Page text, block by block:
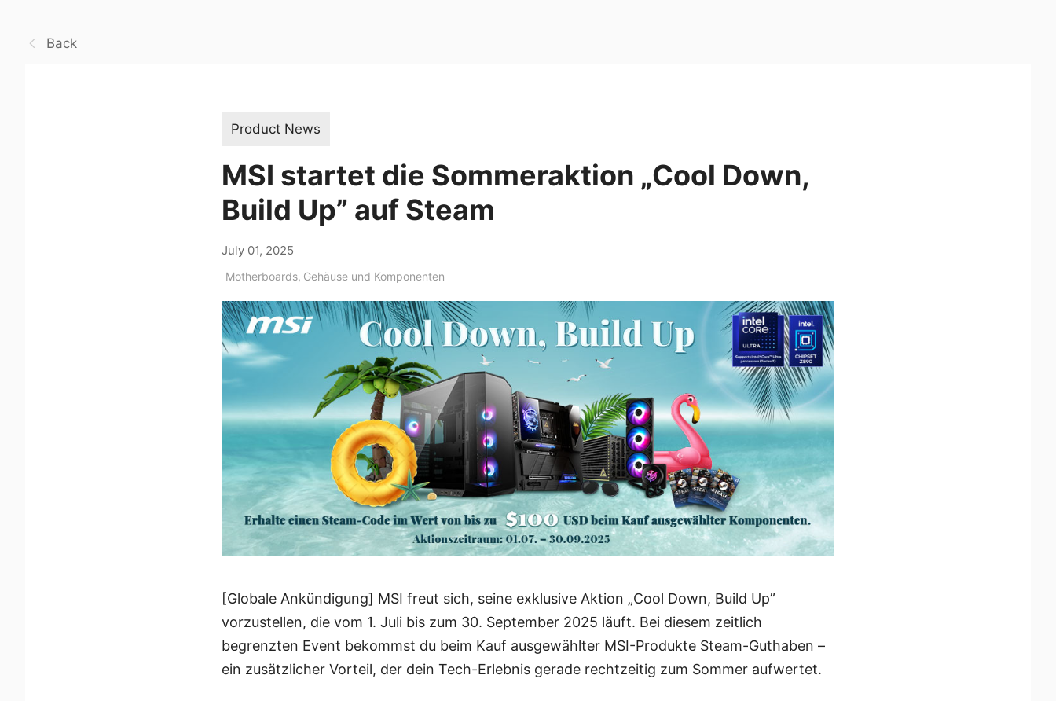
Back
Product News
MSI startet die Sommeraktion „Cool Down,
Build Up” auf Steam
July 01, 2025
Motherboards, Gehäuse und Komponenten
[Globale Ankündigung] MSI freut sich, seine exklusive Aktion „Cool Down, Build Up”
vorzustellen, die vom 1. Juli bis zum 30. September 2025 läuft. Bei diesem zeitlich
begrenzten Event bekommst du beim Kauf ausgewählter MSI-Produkte Steam-Guthaben –
ein zusätzlicher Vorteil, der dein Tech-Erlebnis gerade rechtzeitig zum Sommer aufwertet.